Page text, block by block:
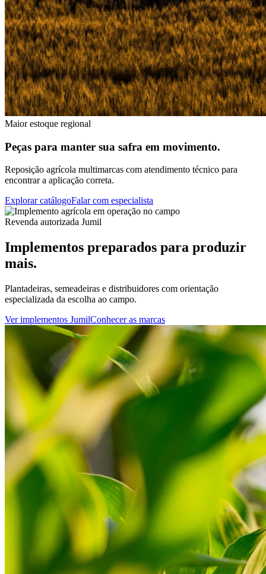
Maior estoque regional
Peças para manter sua safra em movimento.
Reposição agrícola multimarcas com atendimento técnico para
encontrar a aplicação correta.
Explorar catálogoFalar com especialista
Revenda autorizada Jumil
Implementos preparados para produzir
mais.
Plantadeiras, semeadeiras e distribuidores com orientação
especializada da escolha ao campo.
Ver implementos JumilConhecer as marcas